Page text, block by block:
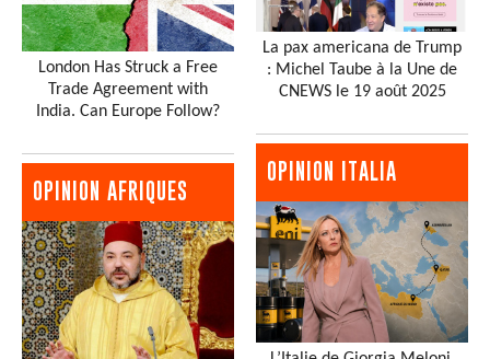
London Has Struck a Free
Trade Agreement with
India. Can Europe Follow?
OPINION AFRIQUES
La pax americana de Trump
: Michel Taube à la Une de
CNEWS le 19 août 2025
OPINION ITALIA